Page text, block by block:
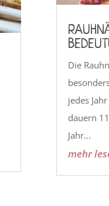
Die
jedes
dauern
Jahr...
mehr